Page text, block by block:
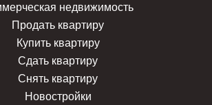
недвижимость
Продать квартиру
Купить квартиру
Сдать квартиру
Снять квартиру
Новостройки